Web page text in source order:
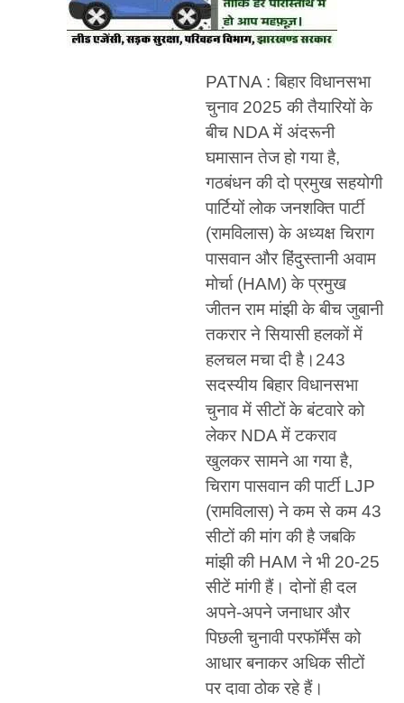
PATNA : बिहार विधानसभा
चुनाव 2025 की तैयारियों के
बीच NDA में अंदरूनी
घमासान तेज हो गया है,
गठबंधन की दो प्रमुख सहयोगी
पार्टियों लोक जनशक्ति पार्टी
(रामविलास) के अध्यक्ष चिराग
पासवान और हिंदुस्तानी अवाम
मोर्चा (HAM) के प्रमुख
जीतन राम मांझी के बीच जुबानी
तकरार ने सियासी हलकों में
हलचल मचा दी है।243
सदस्यीय बिहार विधानसभा
चुनाव में सीटों के बंटवारे को
लेकर NDA में टकराव
खुलकर सामने आ गया है,
चिराग पासवान की पार्टी LJP
(रामविलास) ने कम से कम 43
सीटों की मांग की है जबकि
मांझी की HAM ने भी 20-25
सीटें मांगी हैं। दोनों ही दल
अपने-अपने जनाधार और
पिछली चुनावी परफॉर्मेंस को
आधार बनाकर अधिक सीटों
पर दावा ठोक रहे हैं।